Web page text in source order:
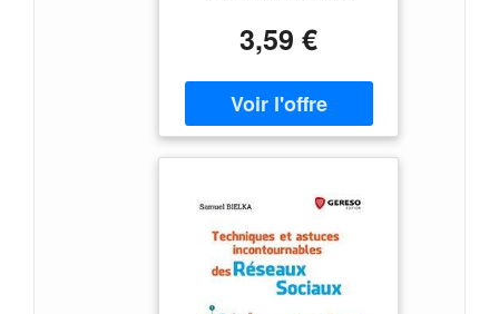
Buch, medium :
Taschenbuch,
numberOfPages : 224,
publicationDate : 2023-05-
03, releaseDate : 2023-05-
3,59 €